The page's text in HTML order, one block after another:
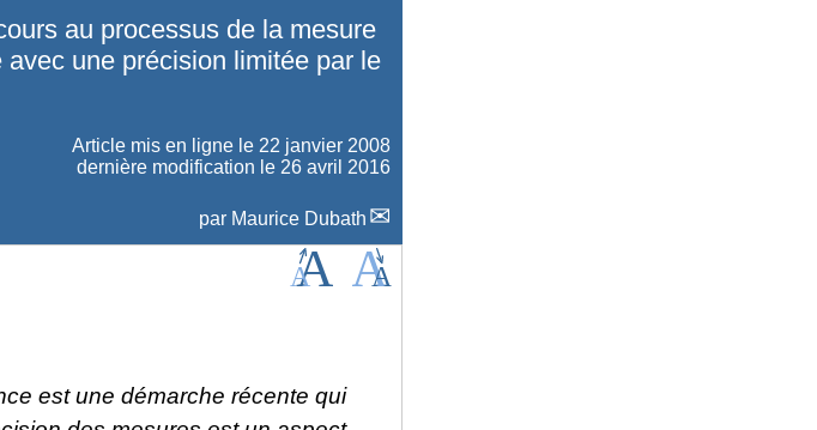
au processus de la mesure
une précision limitée par le
Article mis en ligne le 22 janvier 2008
dernière modification le 26 avril 2016
par Maurice Dubath
est une démarche récente qui